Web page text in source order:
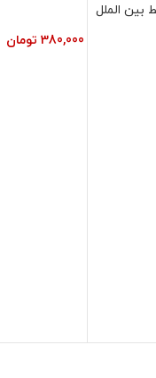
بین الملل
380,000 تومان